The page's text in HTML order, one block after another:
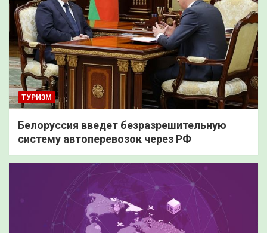
ТУРИЗМ
Белоруссия введет безразрешительную
систему автоперевозок через РФ